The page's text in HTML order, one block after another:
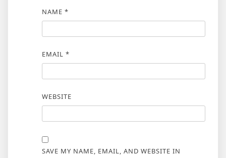
NAME *
EMAIL *
WEBSITE
SAVE MY NAME, EMAIL, AND WEBSITE IN